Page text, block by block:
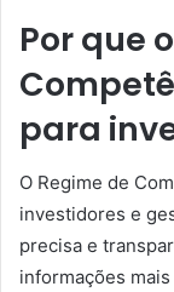
Por que
para
O Regime de
investidores e
precisa e
informações